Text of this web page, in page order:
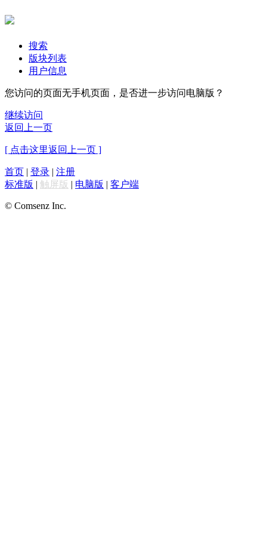
搜索
版块列表
用户信息
您访问的页面无手机页面，是否进一步访问电脑版？
继续访问
返回上一页
[ 点击这里返回上一页 ]
首页 | 登录 | 注册
标准版 | 触屏版 | 电脑版 | 客户端
© Comsenz Inc.